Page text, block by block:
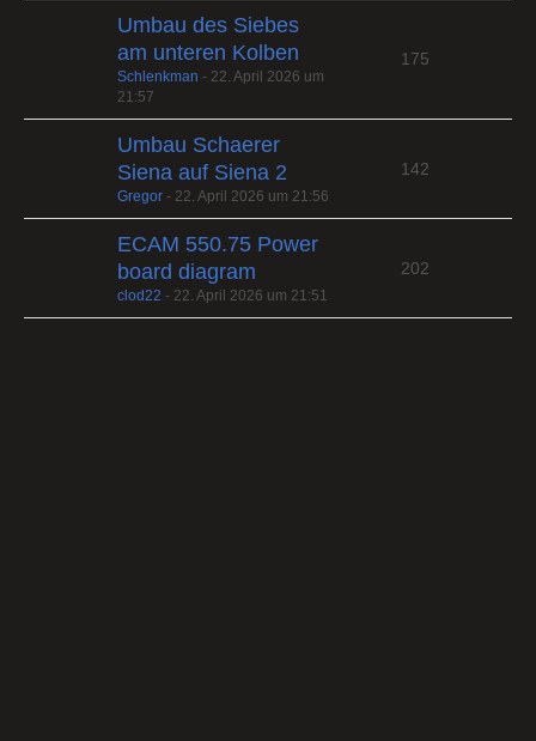
Umbau des Siebes
am unteren Kolben
Schlenkman - 22. April 2026 um
21:57
175
Umbau Schaerer
Siena auf Siena 2
Gregor - 22. April 2026 um 21:56
142
ECAM 550.75 Power
board diagram
clod22 - 22. April 2026 um 21:51
202